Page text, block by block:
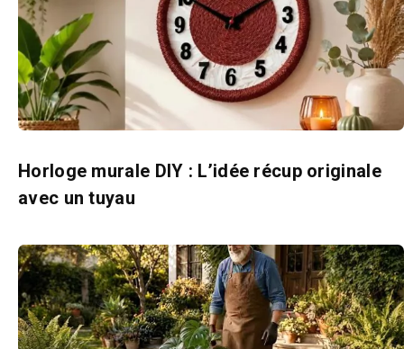
Horloge murale DIY : L’idée récup originale
avec un tuyau